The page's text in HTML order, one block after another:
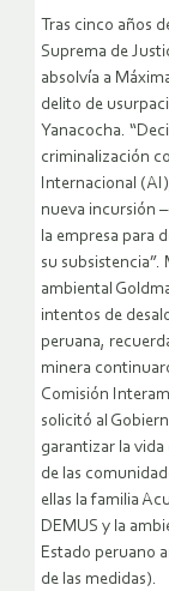
Tras cinco años
Suprema de
absolvía a
delito de
Yanacocha.
criminalización
Internacional
nueva incursión
la empresa para
su
ambiental
intentos de
peruana,
minera
Comisión
solicitó al
garantizar la vida
de las
ellas la familia
DEMUS y la
Estado peruano
de las medidas).